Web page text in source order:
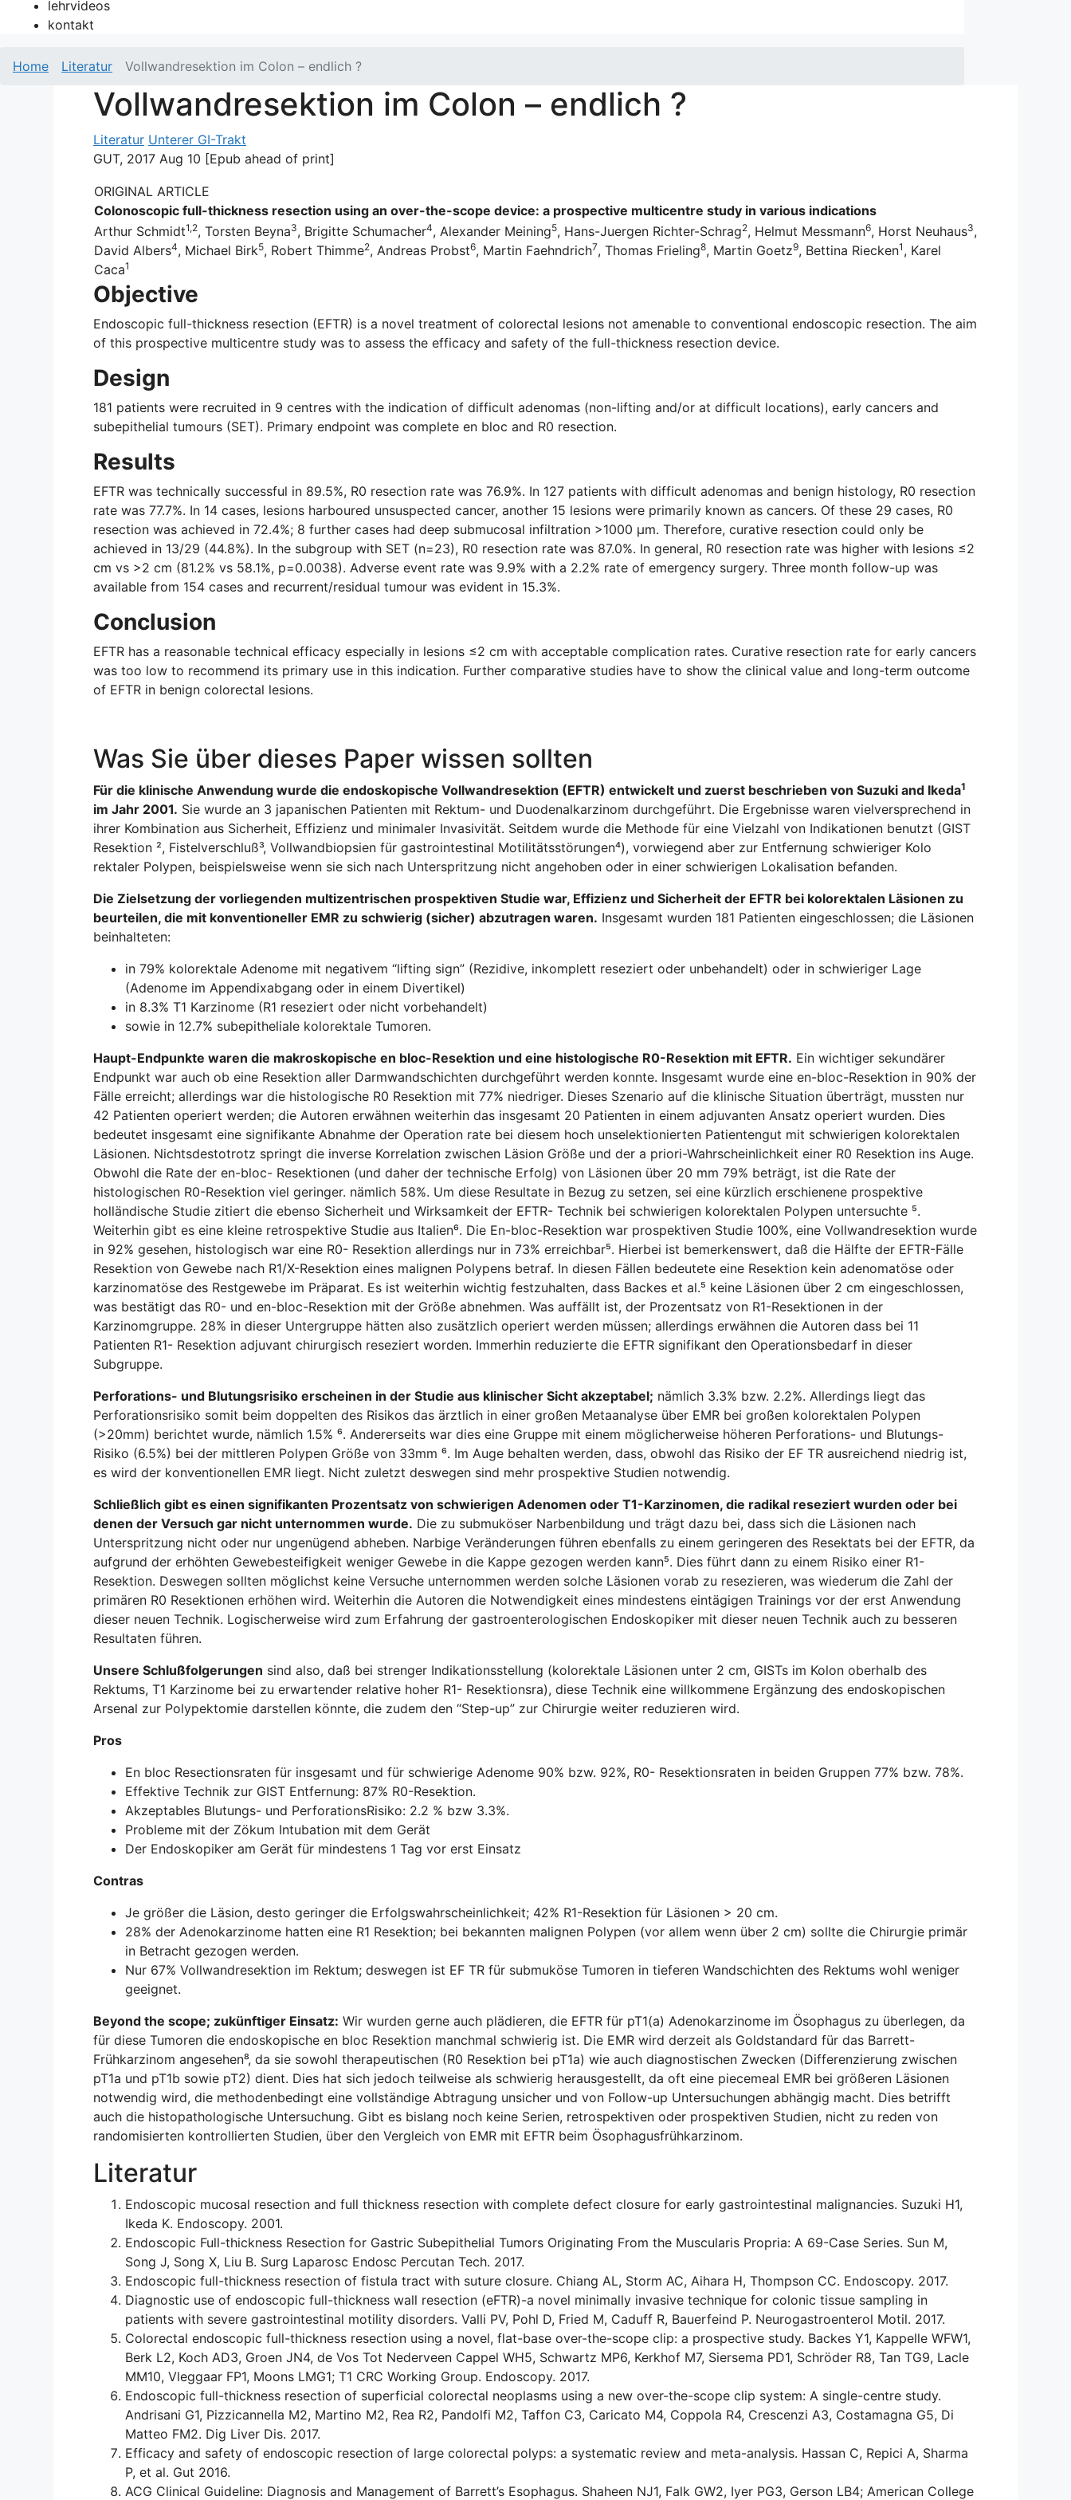
lehrvideos
kontakt
Home Literatur Vollwandresektion im Colon – endlich ?
Vollwandresektion im Colon – endlich ?
Literatur Unterer GI-Trakt
GUT, 2017 Aug 10 [Epub ahead of print]
ORIGINAL ARTICLE
Colonoscopic full-thickness resection using an over-the-scope device: a prospective multicentre study in various indications
Arthur Schmidt1,2, Torsten Beyna3, Brigitte Schumacher4, Alexander Meining5, Hans-Juergen Richter-Schrag2, Helmut Messmann6, Horst Neuhaus3,
David Albers4, Michael Birk5, Robert Thimme2, Andreas Probst6, Martin Faehndrich7, Thomas Frieling8, Martin Goetz9, Bettina Riecken1 , Karel
Caca1
Objective
Endoscopic full-thickness resection (EFTR) is a novel treatment of colorectal lesions not amenable to conventional endoscopic resection. The aim
of this prospective multicentre study was to assess the efficacy and safety of the full-thickness resection device.
Design
181 patients were recruited in 9 centres with the indication of difficult adenomas (non-lifting and/or at difficult locations), early cancers and
subepithelial tumours (SET). Primary endpoint was complete en bloc and R0 resection.
Results
EFTR was technically successful in 89.5%, R0 resection rate was 76.9%. In 127 patients with difficult adenomas and benign histology, R0 resection
rate was 77.7%. In 14 cases, lesions harboured unsuspected cancer, another 15 lesions were primarily known as cancers. Of these 29 cases, R0
resection was achieved in 72.4%; 8 further cases had deep submucosal infiltration >1000 μm. Therefore, curative resection could only be
achieved in 13/29 (44.8%). In the subgroup with SET (n=23), R0 resection rate was 87.0%. In general, R0 resection rate was higher with lesions ≤2
cm vs >2 cm (81.2% vs 58.1%, p=0.0038). Adverse event rate was 9.9% with a 2.2% rate of emergency surgery. Three month follow-up was
available from 154 cases and recurrent/residual tumour was evident in 15.3%.
Conclusion
EFTR has a reasonable technical efficacy especially in lesions ≤2 cm with acceptable complication rates. Curative resection rate for early cancers
was too low to recommend its primary use in this indication. Further comparative studies have to show the clinical value and long-term outcome
of EFTR in benign colorectal lesions.
Was Sie über dieses Paper wissen sollten
Für die klinische Anwendung wurde die endoskopische Vollwandresektion (EFTR) entwickelt und zuerst beschrieben von Suzuki and Ikeda1
im Jahr 2001. Sie wurde an 3 japanischen Patienten mit Rektum- und Duodenalkarzinom durchgeführt. Die Ergebnisse waren vielversprechend in
ihrer Kombination aus Sicherheit, Effizienz und minimaler Invasivität. Seitdem wurde die Methode für eine Vielzahl von Indikationen benutzt (GIST
Resektion ², Fistelverschluß³, Vollwandbiopsien für gastrointestinal Motilitätsstörungen⁴), vorwiegend aber zur Entfernung schwieriger Kolo
rektaler Polypen, beispielsweise wenn sie sich nach Unterspritzung nicht angehoben oder in einer schwierigen Lokalisation befanden.
Die Zielsetzung der vorliegenden multizentrischen prospektiven Studie war, Effizienz und Sicherheit der EFTR bei kolorektalen Läsionen zu
beurteilen, die mit konventioneller EMR zu schwierig (sicher) abzutragen waren. Insgesamt wurden 181 Patienten eingeschlossen; die Läsionen
beinhalteten:
in 79% kolorektale Adenome mit negativem “lifting sign” (Rezidive, inkomplett reseziert oder unbehandelt) oder in schwieriger Lage
(Adenome im Appendixabgang oder in einem Divertikel)
in 8.3% T1 Karzinome (R1 reseziert oder nicht vorbehandelt)
sowie in 12.7% subepitheliale kolorektale Tumoren.
Haupt-Endpunkte waren die makroskopische en bloc-Resektion und eine histologische R0-Resektion mit EFTR. Ein wichtiger sekundärer
Endpunkt war auch ob eine Resektion aller Darmwandschichten durchgeführt werden konnte. Insgesamt wurde eine en-bloc-Resektion in 90% der
Fälle erreicht; allerdings war die histologische R0 Resektion mit 77% niedriger. Dieses Szenario auf die klinische Situation überträgt, mussten nur
42 Patienten operiert werden; die Autoren erwähnen weiterhin das insgesamt 20 Patienten in einem adjuvanten Ansatz operiert wurden. Dies
bedeutet insgesamt eine signifikante Abnahme der Operation rate bei diesem hoch unselektionierten Patientengut mit schwierigen kolorektalen
Läsionen. Nichtsdestotrotz springt die inverse Korrelation zwischen Läsion Größe und der a priori-Wahrscheinlichkeit einer R0 Resektion ins Auge.
Obwohl die Rate der en-bloc- Resektionen (und daher der technische Erfolg) von Läsionen über 20 mm 79% beträgt, ist die Rate der
histologischen R0-Resektion viel geringer. nämlich 58%. Um diese Resultate in Bezug zu setzen, sei eine kürzlich erschienene prospektive
holländische Studie zitiert die ebenso Sicherheit und Wirksamkeit der EFTR- Technik bei schwierigen kolorektalen Polypen untersuchte ⁵.
Weiterhin gibt es eine kleine retrospektive Studie aus Italien⁶. Die En-bloc-Resektion war prospektiven Studie 100%, eine Vollwandresektion wurde
in 92% gesehen, histologisch war eine R0- Resektion allerdings nur in 73% erreichbar⁵. Hierbei ist bemerkenswert, daß die Hälfte der EFTR-Fälle
Resektion von Gewebe nach R1/X-Resektion eines malignen Polypens betraf. In diesen Fällen bedeutete eine Resektion kein adenomatöse oder
karzinomatöse des Restgewebe im Präparat. Es ist weiterhin wichtig festzuhalten, dass Backes et al.⁵ keine Läsionen über 2 cm eingeschlossen,
was bestätigt das R0- und en-bloc-Resektion mit der Größe abnehmen. Was auffällt ist, der Prozentsatz von R1-Resektionen in der
Karzinomgruppe. 28% in dieser Untergruppe hätten also zusätzlich operiert werden müssen; allerdings erwähnen die Autoren dass bei 11
Patienten R1- Resektion adjuvant chirurgisch reseziert worden. Immerhin reduzierte die EFTR signifikant den Operationsbedarf in dieser
Subgruppe.
Perforations- und Blutungsrisiko erscheinen in der Studie aus klinischer Sicht akzeptabel; nämlich 3.3% bzw. 2.2%. Allerdings liegt das
Perforationsrisiko somit beim doppelten des Risikos das ärztlich in einer großen Metaanalyse über EMR bei großen kolorektalen Polypen
(>20mm) berichtet wurde, nämlich 1.5% ⁶. Andererseits war dies eine Gruppe mit einem möglicherweise höheren Perforations- und Blutungs-
Risiko (6.5%) bei der mittleren Polypen Größe von 33mm ⁶. Im Auge behalten werden, dass, obwohl das Risiko der EF TR ausreichend niedrig ist,
es wird der konventionellen EMR liegt. Nicht zuletzt deswegen sind mehr prospektive Studien notwendig.
Schließlich gibt es einen signifikanten Prozentsatz von schwierigen Adenomen oder T1-Karzinomen, die radikal reseziert wurden oder bei
denen der Versuch gar nicht unternommen wurde. Die zu submuköser Narbenbildung und trägt dazu bei, dass sich die Läsionen nach
Unterspritzung nicht oder nur ungenügend abheben. Narbige Veränderungen führen ebenfalls zu einem geringeren des Resektats bei der EFTR, da
aufgrund der erhöhten Gewebesteifigkeit weniger Gewebe in die Kappe gezogen werden kann⁵. Dies führt dann zu einem Risiko einer R1-
Resektion. Deswegen sollten möglichst keine Versuche unternommen werden solche Läsionen vorab zu resezieren, was wiederum die Zahl der
primären R0 Resektionen erhöhen wird. Weiterhin die Autoren die Notwendigkeit eines mindestens eintägigen Trainings vor der erst Anwendung
dieser neuen Technik. Logischerweise wird zum Erfahrung der gastroenterologischen Endoskopiker mit dieser neuen Technik auch zu besseren
Resultaten führen.
Unsere Schlußfolgerungen sind also, daß bei strenger Indikationsstellung (kolorektale Läsionen unter 2 cm, GISTs im Kolon oberhalb des
Rektums, T1 Karzinome bei zu erwartender relative hoher R1- Resektionsra), diese Technik eine willkommene Ergänzung des endoskopischen
Arsenal zur Polypektomie darstellen könnte, die zudem den “Step-up” zur Chirurgie weiter reduzieren wird.
Pros
En bloc Resectionsraten für insgesamt und für schwierige Adenome 90% bzw. 92%, R0- Resektionsraten in beiden Gruppen 77% bzw. 78%.
Effektive Technik zur GIST Entfernung: 87% R0-Resektion.
Akzeptables Blutungs- und PerforationsRisiko: 2.2 % bzw 3.3%.
Probleme mit der Zökum Intubation mit dem Gerät
Der Endoskopiker am Gerät für mindestens 1 Tag vor erst Einsatz
Contras
Je größer die Läsion, desto geringer die Erfolgswahrscheinlichkeit; 42% R1-Resektion für Läsionen > 20 cm.
28% der Adenokarzinome hatten eine R1 Resektion; bei bekannten malignen Polypen (vor allem wenn über 2 cm) sollte die Chirurgie primär
in Betracht gezogen werden.
Nur 67% Vollwandresektion im Rektum; deswegen ist EF TR für submuköse Tumoren in tieferen Wandschichten des Rektums wohl weniger
geeignet.
Beyond the scope; zukünftiger Einsatz: Wir wurden gerne auch plädieren, die EFTR für pT1(a) Adenokarzinome im Ösophagus zu überlegen, da
für diese Tumoren die endoskopische en bloc Resektion manchmal schwierig ist. Die EMR wird derzeit als Goldstandard für das Barrett-
Frühkarzinom angesehen⁸, da sie sowohl therapeutischen (R0 Resektion bei pT1a) wie auch diagnostischen Zwecken (Differenzierung zwischen
pT1a und pT1b sowie pT2) dient. Dies hat sich jedoch teilweise als schwierig herausgestellt, da oft eine piecemeal EMR bei größeren Läsionen
notwendig wird, die methodenbedingt eine vollständige Abtragung unsicher und von Follow-up Untersuchungen abhängig macht. Dies betrifft
auch die histopathologische Untersuchung. Gibt es bislang noch keine Serien, retrospektiven oder prospektiven Studien, nicht zu reden von
randomisierten kontrollierten Studien, über den Vergleich von EMR mit EFTR beim Ösophagusfrühkarzinom.
Literatur
Endoscopic mucosal resection and full thickness resection with complete defect closure for early gastrointestinal malignancies. Suzuki H1,
Ikeda K. Endoscopy. 2001.
Endoscopic Full-thickness Resection for Gastric Subepithelial Tumors Originating From the Muscularis Propria: A 69-Case Series. Sun M,
Song J, Song X, Liu B. Surg Laparosc Endosc Percutan Tech. 2017.
Endoscopic full-thickness resection of fistula tract with suture closure. Chiang AL, Storm AC, Aihara H, Thompson CC. Endoscopy. 2017.
Diagnostic use of endoscopic full-thickness wall resection (eFTR)-a novel minimally invasive technique for colonic tissue sampling in
patients with severe gastrointestinal motility disorders. Valli PV, Pohl D, Fried M, Caduff R, Bauerfeind P. Neurogastroenterol Motil. 2017.
Colorectal endoscopic full-thickness resection using a novel, flat-base over-the-scope clip: a prospective study. Backes Y1, Kappelle WFW1,
Berk L2, Koch AD3, Groen JN4, de Vos Tot Nederveen Cappel WH5, Schwartz MP6, Kerkhof M7, Siersema PD1, Schröder R8, Tan TG9, Lacle
MM10, Vleggaar FP1, Moons LMG1; T1 CRC Working Group. Endoscopy. 2017.
Endoscopic full-thickness resection of superficial colorectal neoplasms using a new over-the-scope clip system: A single-centre study.
Andrisani G1, Pizzicannella M2, Martino M2, Rea R2, Pandolfi M2, Taffon C3, Caricato M4, Coppola R4, Crescenzi A3, Costamagna G5, Di
Matteo FM2. Dig Liver Dis. 2017.
Efficacy and safety of endoscopic resection of large colorectal polyps: a systematic review and meta-analysis. Hassan C, Repici A, Sharma
P, et al. Gut 2016.
ACG Clinical Guideline: Diagnosis and Management of Barrett’s Esophagus. Shaheen NJ1, Falk GW2, Iyer PG3, Gerson LB4; American College